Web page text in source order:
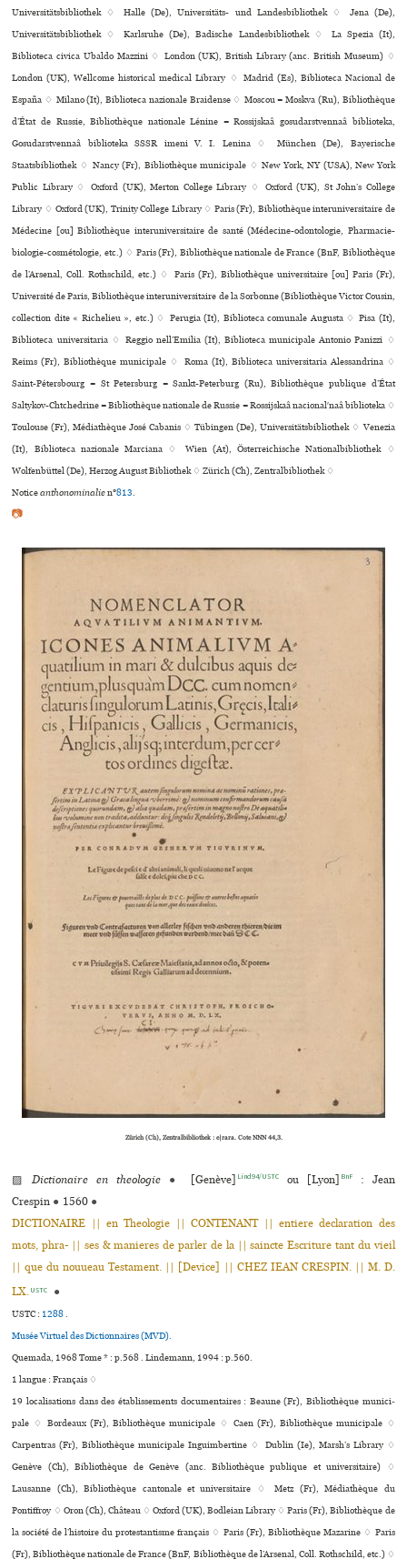
Universitätsbibliothek ♢ Halle (De), Universitäts- und Landesbibliothek ♢ Jena (De),
Universitätsbibliothek ♢ Karlsruhe (De), Badische Landesbibliothek ♢ La Spezia (It),
Biblioteca civica Ubaldo Mazzini ♢ London (UK), British Library (anc. British Museum) ♢
London (UK), Wellcome his­to­ri­cal medi­cal Library ♢ Madrid (Es), Biblioteca Nacional de
España ♢ Milano (It), Biblioteca nazio­nale Braidense ♢ Moscou = Moskva (Ru), Bibliothèque
d’État de Russie, Bibliothèque nationale Lénine = Rossijskaâ gosudarstvennaâ biblioteka,
Gosudarstvennaâ biblioteka SSSR imeni V. I. Lenina ♢ München (De), Bayerische
Staatsbibliothek ♢ Nancy (Fr), Bibliothèque muni­ci­pale ♢ New York, NY (USA), New York
Public Library ♢ Oxford (UK), Merton College Library ♢ Oxford (UK), St John’s College
Library ♢ Oxford (UK), Trinity College Library ♢ Paris (Fr), Bibliothèque inte­ru­ni­ver­si­taire de
Médecine [ou] Bibliothèque inte­ru­ni­ver­si­taire de santé (Médecine-odon­to­lo­gie, Pharmacie-
bio­lo­gie-cos­mé­to­lo­gie, etc.) ♢ Paris (Fr), Bibliothèque nationale de France (BnF, Bibliothèque
de l’Arsenal, Coll. Rothschild, etc.) ♢ Paris (Fr), Bibliothèque uni­ver­si­taire [ou] Paris (Fr),
Université de Paris, Bibliothèque inte­ru­ni­ver­si­taire de la Sorbonne (Bibliothèque Victor Cousin,
collection dite « Richelieu », etc.) ♢ Perugia (It), Biblioteca comu­nale Augusta ♢ Pisa (It),
Biblioteca uni­ver­si­ta­ria ♢ Reggio nell’Emilia (It), Biblioteca muni­ci­pale Antonio Panizzi ♢
Reims (Fr), Bibliothèque muni­ci­pale ♢ Roma (It), Biblioteca uni­ver­si­ta­ria Alessandrina ♢
Saint-Pétersbourg = St Petersburg = Sankt-Peterburg (Ru), Bibliothèque publique d’État
Saltykov-Chtchedrine = Bibliothèque nationale de Russie = Rossijskaâ nacionalʹnaâ biblioteka ♢
Toulouse (Fr), Médiathèque José Cabanis ♢ Tübingen (De), Universitätsbibliothek ♢ Venezia
(It), Biblioteca nazio­nale Marciana ♢ Wien (At), Österreichische Nationalbibliothek ♢
Wolfenbüttel (De), Herzog August Bibliothek ♢ Zürich (Ch), Zentralbibliothek ♢
Noticeanthonominalien°813.
📷
Zürich (Ch), Zentralbibliothek : e|rara. Cote NNN 44,3.
▨Dictionaire en theologie ● [Genève] Lind94/USTCou [Lyon] BnF: Jean
Crespin ● 1560 ●
DICTIONAIRE || en Theologie || CONTENANT || entiere declaration des
mots, phra- || ses & manieres de parler de la || saincte Escriture tant du vieil
|| que du nouueau Testament. || [Device] || CHEZ IEAN CRESPIN. || M. D.
LX. USTC ●
USTC : 1288.
Musée Virtuel des Dictionnaires (MVD).
Quemada, 1968 Tome * : p.568 . Lindemann, 1994 : p.560.
1 langue :Français ♢
19 localisations dans des établissements documentaires : Beaune (Fr), Bibliothèque muni­ci­
pale ♢ Bordeaux (Fr), Bibliothèque muni­ci­pale ♢ Caen (Fr), Bibliothèque muni­ci­pale ♢
Carpentras (Fr), Bibliothèque muni­ci­pale Inguimbertine ♢ Dublin (Ie), Marsh’s Library ♢
Genève (Ch), Bibliothèque de Genève (anc. Bibliothèque publi­que et uni­ver­si­taire) ♢
Lausanne (Ch), Bibliothèque can­to­nale et uni­ver­si­taire ♢ Metz (Fr), Médiathèque du
Pontiffroy ♢ Oron (Ch), Château ♢ Oxford (UK), Bodleian Library ♢ Paris (Fr), Bibliothèque de
la société de l’histoire du protestantisme fran­çais ♢ Paris (Fr), Bibliothèque Mazarine ♢ Paris
(Fr), Bibliothèque nationale de France (BnF, Bibliothèque de l’Arsenal, Coll. Rothschild, etc.) ♢